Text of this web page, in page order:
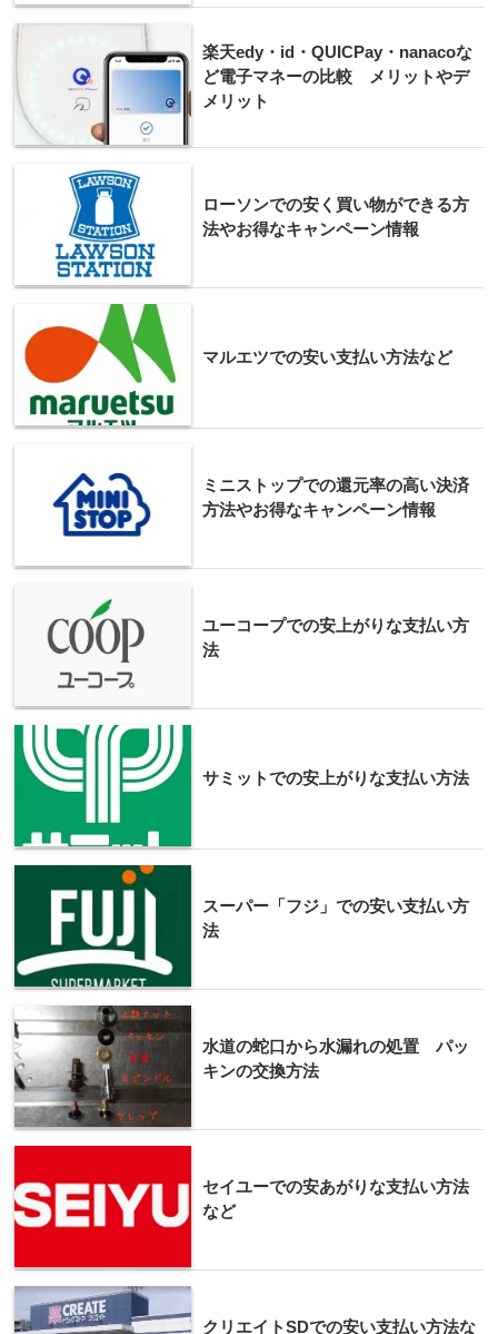
楽天edy・id・QUICPay・nanacoな
ど電子マネーの比較 メリットやデ
メリット
ローソンでの安く買い物ができる方
法やお得なキャンペーン情報
マルエツでの安い支払い方法など
ミニストップでの還元率の高い決済
方法やお得なキャンペーン情報
ユーコープでの安上がりな支払い方
法
サミットでの安上がりな支払い方法
スーパー「フジ」での安い支払い方
法
水道の蛇口から水漏れの処置 パッ
キンの交換方法
セイユーでの安あがりな支払い方法
など
クリエイトSDでの安い支払い方法な